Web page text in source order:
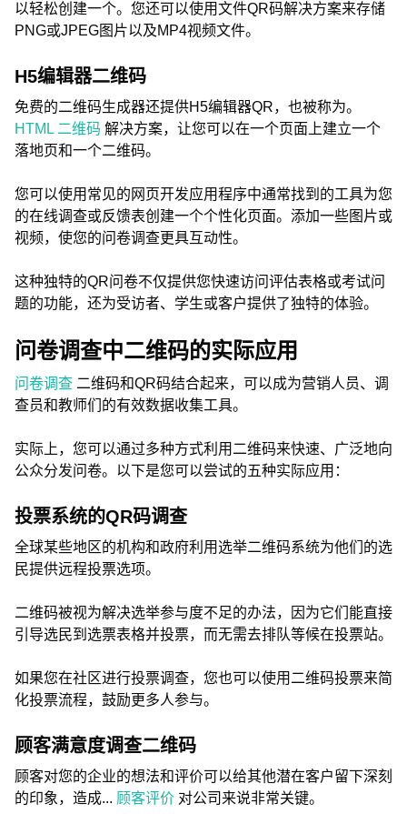
以轻松创建一个。您还可以使用文件QR码解决方案来存储
PNG或JPEG图片以及MP4视频文件。
H5编辑器二维码
免费的二维码生成器还提供H5编辑器QR，也被称为。
HTML 二维码 解决方案，让您可以在一个页面上建立一个
落地页和一个二维码。
您可以使用常见的网页开发应用程序中通常找到的工具为您
的在线调查或反馈表创建一个个性化页面。添加一些图片或
视频，使您的问卷调查更具互动性。
这种独特的QR问卷不仅提供您快速访问评估表格或考试问
题的功能，还为受访者、学生或客户提供了独特的体验。
问卷调查中二维码的实际应用
问卷调查 二维码和QR码结合起来，可以成为营销人员、调
查员和教师们的有效数据收集工具。
实际上，您可以通过多种方式利用二维码来快速、广泛地向
公众分发问卷。以下是您可以尝试的五种实际应用：
投票系统的QR码调查
全球某些地区的机构和政府利用选举二维码系统为他们的选
民提供远程投票选项。
二维码被视为解决选举参与度不足的办法，因为它们能直接
引导选民到选票表格并投票，而无需去排队等候在投票站。
如果您在社区进行投票调查，您也可以使用二维码投票来简
化投票流程，鼓励更多人参与。
顾客满意度调查二维码
顾客对您的企业的想法和评价可以给其他潜在客户留下深刻
的印象，造成... 顾客评价 对公司来说非常关键。